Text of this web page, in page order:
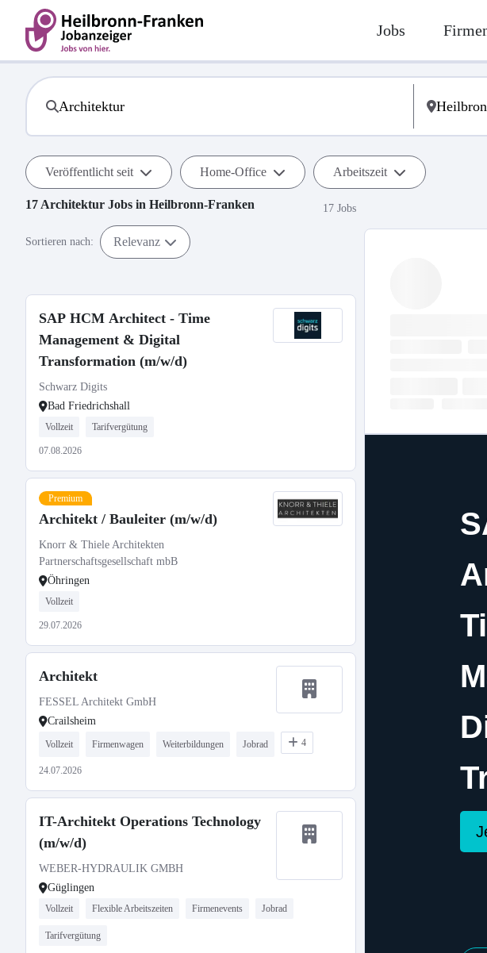
Jobs
Veröffentlicht seit Home-Office Arbeitszeit
17 Architektur Jobs in Heilbronn-Franken 17 Jobs
Sortieren nach: Relevanz
SAP HCM Architect - Time
Management & Digital
Transformation (m/w/d)
Schwarz Digits
Bad Friedrichshall
Vollzeit Tarifvergütung
07.08.2026
Premium
Architekt / Bauleiter (m/w/d)
Knorr & Thiele Architekten
Partnerschaftsgesellschaft mbB
Öhringen
Vollzeit
29.07.2026
Architekt
FESSEL Architekt GmbH
Crailsheim
Vollzeit Firmenwagen Weiterbildungen Jobrad 4
24.07.2026
IT-Architekt Operations Technology
(m/w/d)
WEBER-HYDRAULIK GMBH
Güglingen
Vollzeit Flexible Arbeitszeiten Firmenevents Jobrad
Tarifvergütung